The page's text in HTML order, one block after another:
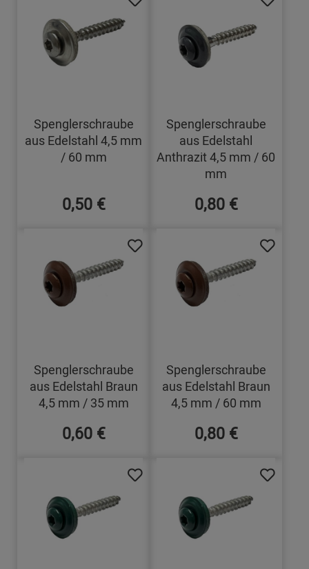
Spenglerschraube
aus Edelstahl 4,5 mm
/ 60 mm
0,50 €
Spenglerschraube
aus Edelstahl
Anthrazit 4,5 mm / 60
mm
0,80 €
Spenglerschraube
aus Edelstahl Braun
4,5 mm / 35 mm
0,60 €
Spenglerschraube
aus Edelstahl Braun
4,5 mm / 60 mm
0,80 €